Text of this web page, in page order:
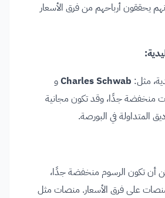
يحققون أرباحهم من فرق الأسعار
مثل: Charles Schwabو
منخفضة جدًا، وقد تكون مجانية
المتداولة في البورصة.
أن تكون الرسوم منخفضة جدًا،
على فرق الأسعار. منصات مثل